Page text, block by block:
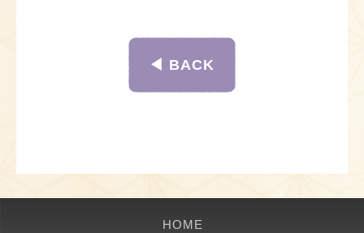
◀︎ BACK
HOME